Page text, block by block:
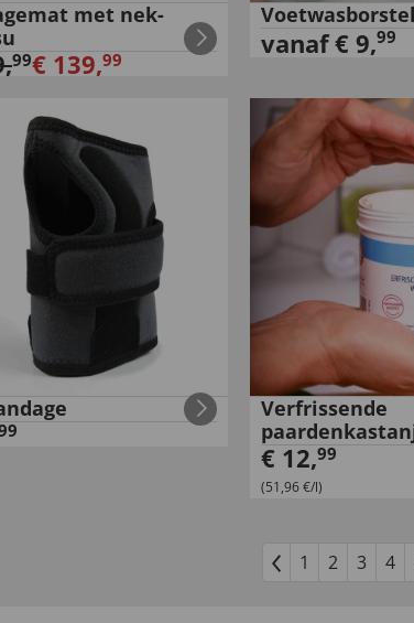
met nek-
,99€ 139,99
Voetwasborstel
vanaf€ 9,99
Verfrissende
€ 12,99
(51,96 €/l)
1 2 3 4